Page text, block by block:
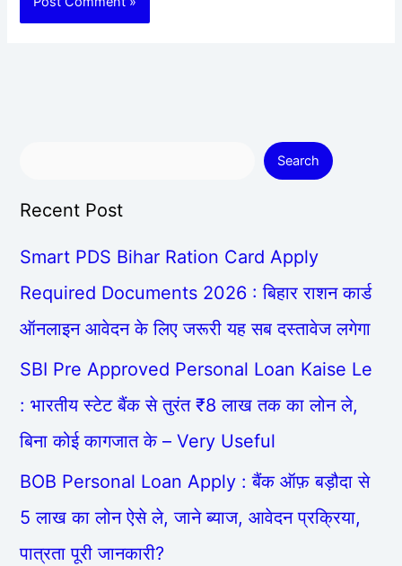
Search
Recent Post
Smart PDS Bihar Ration Card Apply
Required Documents 2026 : बिहार राशन कार्ड
ऑनलाइन आवेदन के लिए जरूरी यह सब दस्तावेज लगेगा
SBI Pre Approved Personal Loan Kaise Le
: भारतीय स्टेट बैंक से तुरंत ₹8 लाख तक का लोन ले,
बिना कोई कागजात के – Very Useful
BOB Personal Loan Apply : बैंक ऑफ़ बड़ौदा से
5 लाख का लोन ऐसे ले, जाने ब्याज, आवेदन प्रक्रिया,
पात्रता पूरी जानकारी?